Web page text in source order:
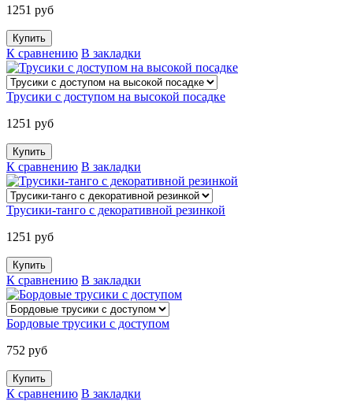
1251 руб
К сравнению В закладки
Трусики с доступом на высокой посадке
1251 руб
К сравнению В закладки
Трусики-танго с декоративной резинкой
1251 руб
К сравнению В закладки
Бордовые трусики с доступом
752 руб
К сравнению В закладки